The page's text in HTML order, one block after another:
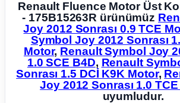
Parça
Renault Fluence Motor Üst
- 175B15263R ürünümüz
Joy 2012 Sonrası 0.9 TCE
Symbol Joy 2012 Sonrası
Motor, Renault Symbol Joy
1.0 SCE B4D, Renault
Sonrası 1.5 DCİ K9K Motor,
Joy 2012 Sonrası 1.0 TCE
uyumludur.